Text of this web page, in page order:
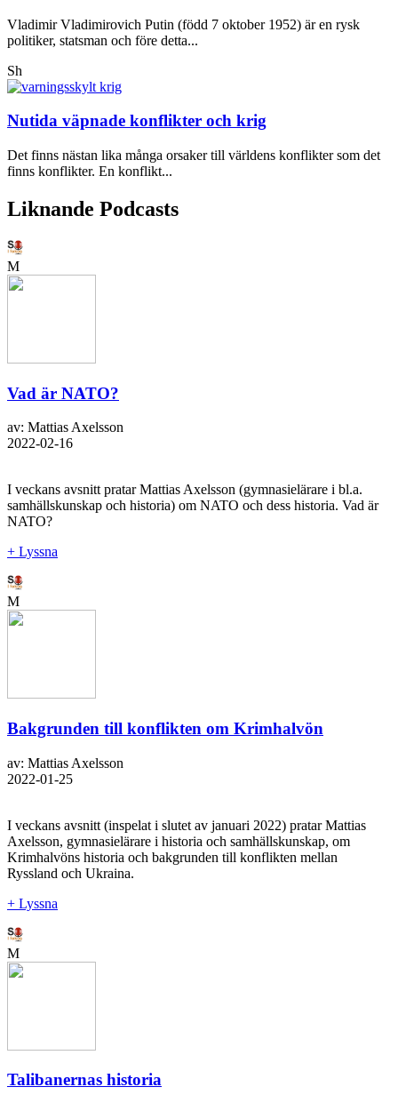
Vladimir Vladimirovich Putin (född 7 oktober 1952) är en rysk
politiker, statsman och före detta...
Sh
Nutida väpnade konflikter och krig
Det finns nästan lika många orsaker till världens konflikter som det
finns konflikter. En konflikt...
Liknande Podcasts
M
Vad är NATO?
av: Mattias Axelsson
2022-02-16
I veckans avsnitt pratar Mattias Axelsson (gymnasielärare i bl.a.
samhällskunskap och historia) om NATO och dess historia. Vad är
NATO?
+ Lyssna
M
Bakgrunden till konflikten om Krimhalvön
av: Mattias Axelsson
2022-01-25
I veckans avsnitt (inspelat i slutet av januari 2022) pratar Mattias
Axelsson, gymnasielärare i historia och samhällskunskap, om
Krimhalvöns historia och bakgrunden till konflikten mellan
Ryssland och Ukraina.
+ Lyssna
M
Talibanernas historia